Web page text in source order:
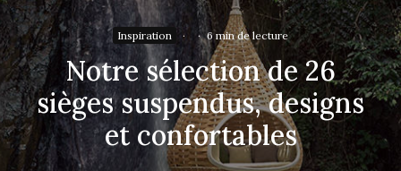
Inspiration · · 6 min de lecture
Notre sélection de 26
sièges suspendus, designs
et confortables